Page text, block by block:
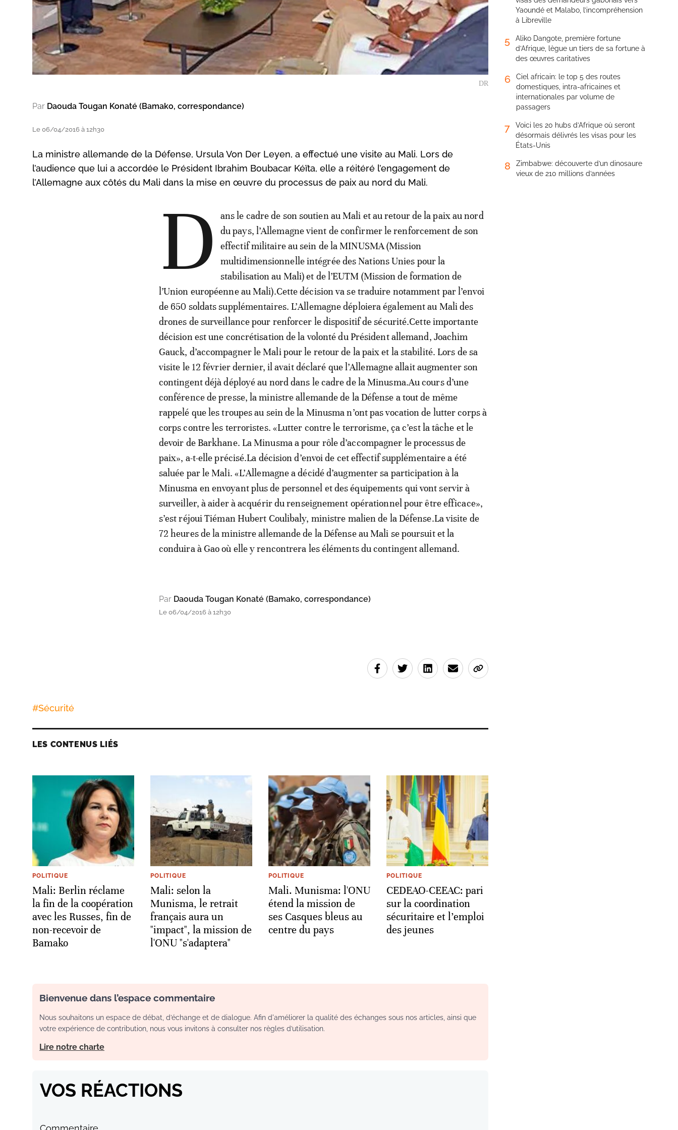
DR
Par Daouda Tougan Konaté (Bamako, correspondance)
Le 06/04/2016 à 12h30
La ministre allemande de la Défense, Ursula Von Der Leyen, a effectué une visite au Mali. Lors de
l’audience que lui a accordée le Président Ibrahim Boubacar Kéïta, elle a réitéré l’engagement de
l’Allemagne aux côtés du Mali dans la mise en œuvre du processus de paix au nord du Mali.
D
ans le cadre de son soutien au Mali et au retour de la paix au nord
du pays, l’Allemagne vient de confirmer le renforcement de son
effectif militaire au sein de la MINUSMA (Mission
multidimensionnelle intégrée des Nations Unies pour la
stabilisation au Mali) et de l’EUTM (Mission de formation de
l’Union européenne au Mali).Cette décision va se traduire notamment par l’envoi
de 650 soldats supplémentaires. L’Allemagne déploiera également au Mali des
drones de surveillance pour renforcer le dispositif de sécurité.Cette importante
décision est une concrétisation de la volonté du Président allemand, Joachim
Gauck, d’accompagner le Mali pour le retour de la paix et la stabilité. Lors de sa
visite le 12 février dernier, il avait déclaré que l’Allemagne allait augmenter son
contingent déjà déployé au nord dans le cadre de la Minusma.Au cours d’une
conférence de presse, la ministre allemande de la Défense a tout de même
rappelé que les troupes au sein de la Minusma n’ont pas vocation de lutter corps à
corps contre les terroristes. «Lutter contre le terrorisme, ça c’est la tâche et le
devoir de Barkhane. La Minusma a pour rôle d’accompagner le processus de
paix», a-t-elle précisé.La décision d’envoi de cet effectif supplémentaire a été
saluée par le Mali. «L’Allemagne a décidé d’augmenter sa participation à la
Minusma en envoyant plus de personnel et des équipements qui vont servir à
surveiller, à aider à acquérir du renseignement opérationnel pour être efficace»,
s’est réjoui Tiéman Hubert Coulibaly, ministre malien de la Défense.La visite de
72 heures de la ministre allemande de la Défense au Mali se poursuit et la
conduira à Gao où elle y rencontrera les éléments du contingent allemand.
Par Daouda Tougan Konaté (Bamako, correspondance)
Le 06/04/2016 à 12h30
#Sécurité
LES CONTENUS LIÉS
POLITIQUE
Mali: Berlin réclame
la fin de la coopération
avec les Russes, fin de
non-recevoir de
Bamako
POLITIQUE
Mali: selon la
Munisma, le retrait
français aura un
"impact", la mission de
l'ONU "s'adaptera"
POLITIQUE
Mali. Munisma: l'ONU
étend la mission de
ses Casques bleus au
centre du pays
POLITIQUE
CEDEAO-CEEAC: pari
sur la coordination
sécuritaire et l’emploi
des jeunes
Bienvenue dans l’espace commentaire
Nous souhaitons un espace de débat, d’échange et de dialogue. Afin d'améliorer la qualité des échanges sous nos articles, ainsi que
votre expérience de contribution, nous vous invitons à consulter nos règles d’utilisation.
Lire notre charte
VOS RÉACTIONS
Yaoundé et Malabo, l’incompréhension
à Libreville
5
Aliko Dangote, première fortune
d’Afrique, lègue un tiers de sa fortune à
des œuvres caritatives
6
Ciel africain: le top 5 des routes
domestiques, intra-africaines et
internationales par volume de
passagers
7
Voici les 20 hubs d’Afrique où seront
désormais délivrés les visas pour les
États-Unis
8
Zimbabwe: découverte d’un dinosaure
vieux de 210 millions d’années